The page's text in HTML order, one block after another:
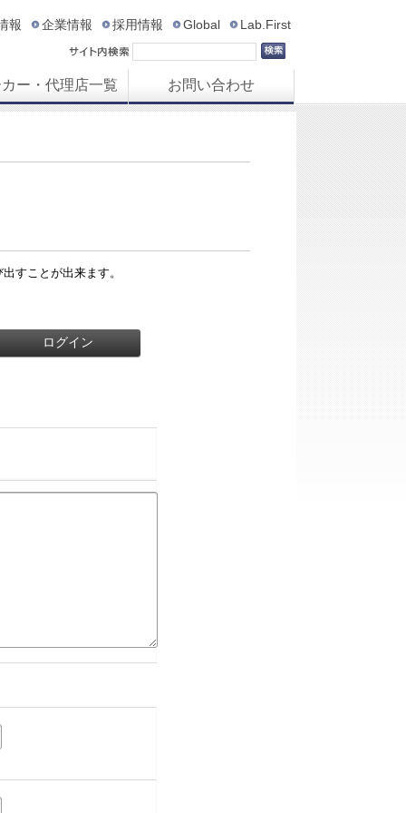
報 企業情報 採用情報 Global Lab.First
カー・代理店一覧 お問い合わせ
すことが出来ます。